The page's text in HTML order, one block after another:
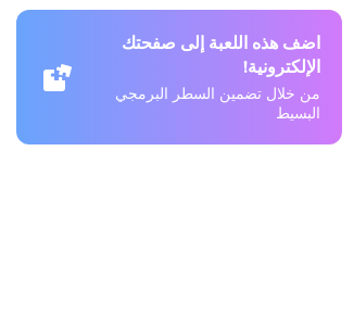
اضف هذه اللعبة إلى صفحتك
الإلكترونية!
من خلال تضمين السطر البرمجي
البسيط